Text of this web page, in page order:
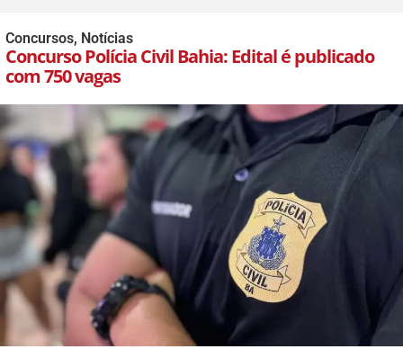
Concursos, Notícias
Concurso Polícia Civil Bahia: Edital é publicado
com 750 vagas